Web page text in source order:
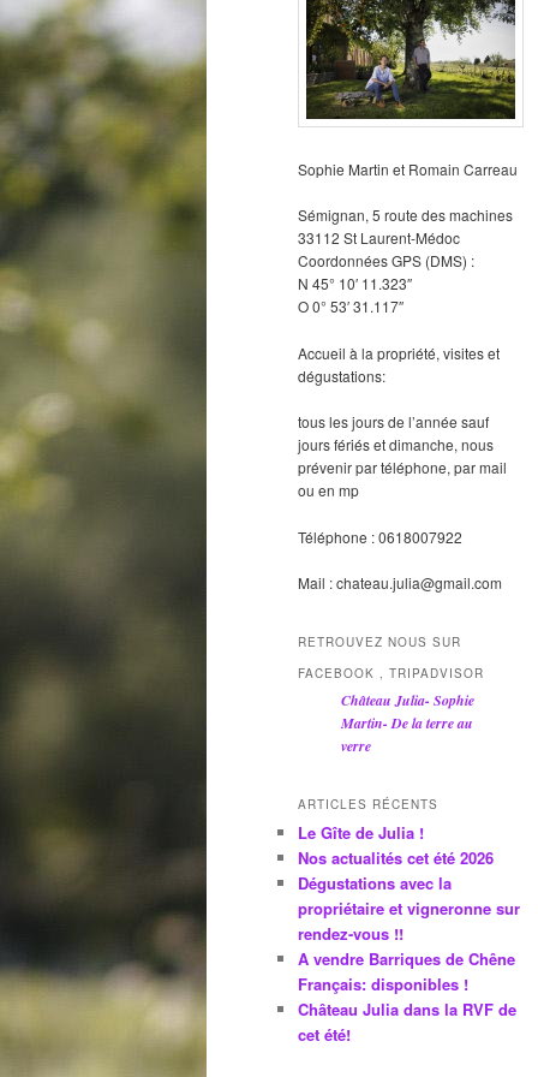
Sophie Martin et Romain Carreau
Sémignan, 5 route des machines
33112 St Laurent-Médoc
Coordonnées GPS (DMS) :
N 45° 10′ 11.323″
O 0° 53′ 31.117″
Accueil à la propriété, visites et
dégustations:
tous les jours de l’année sauf
jours fériés et dimanche, nous
prévenir par téléphone, par mail
ou en mp
Téléphone : 0618007922
Mail : chateau.julia@gmail.com
RETROUVEZ NOUS SUR
FACEBOOK , TRIPADVISOR
Château Julia- Sophie
Martin- De la terre au
verre
ARTICLES RÉCENTS
Le Gîte de Julia !
Nos actualités cet été 2026
Dégustations avec la
propriétaire et vigneronne sur
rendez-vous !!
A vendre Barriques de Chêne
Français: disponibles !
Château Julia dans la RVF de
cet été!